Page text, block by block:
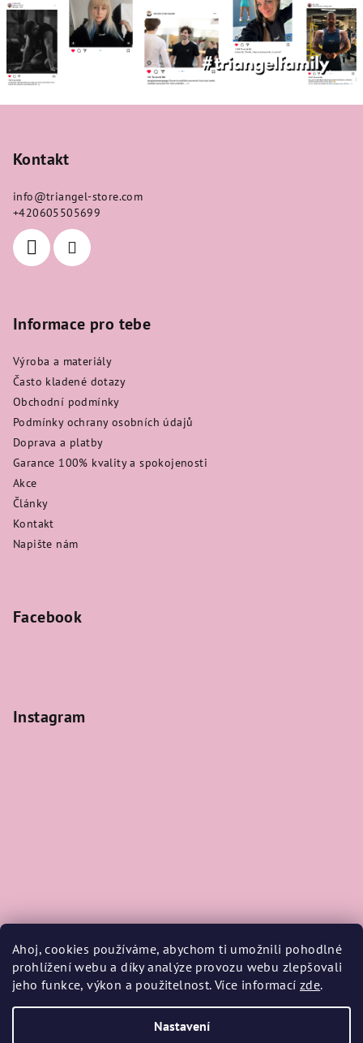
Ahoj, cookies používáme, abychom ti umožnili pohodlné
prohlížení webu a díky analýze provozu webu zlepšovali
jeho funkce, výkon a použitelnost. Více informací zde.
Nastavení
Kontakt
info@triangel-store.com
+420605505699
Informace pro tebe
Výroba a materiály
Často kladené dotazy
Obchodní podmínky
Podmínky ochrany osobních údajů
Doprava a platby
Garance 100% kvality a spokojenosti
Akce
Články
Kontakt
Napište nám
Facebook
Instagram
Sledovat na Instagramu